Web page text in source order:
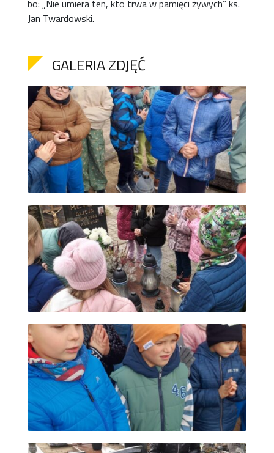
bo: „Nie umiera ten, kto trwa w pamięci żywych” ks.
Jan Twardowski.
GALERIA ZDJĘĆ